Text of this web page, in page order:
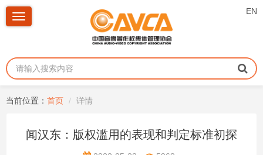
EN
Toggle
当前位置： 首页 详情
闻汉东：版权滥用的表现和判定标准初探